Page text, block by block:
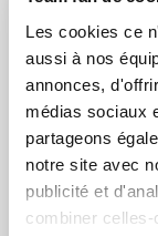
Les cookies ce
aussi à nos
annonces,
médias sociaux
partageons
notre site avec
publicité et
combiner